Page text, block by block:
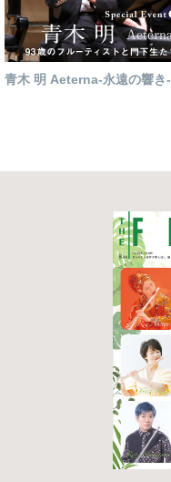
青木 明 Aeterna-永遠の響き-